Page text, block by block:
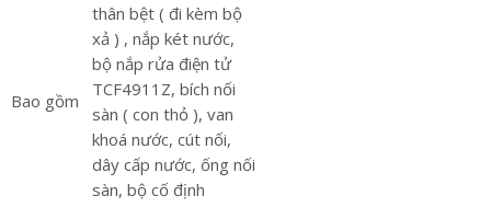
Bao gồm
thân bệt ( đi kèm bộ
xả ) , nắp két nước,
bộ nắp rửa điện tử
TCF4911Z, bích nối
sàn ( con thỏ ), van
khoá nước, cút nối,
dây cấp nước, ống nối
sàn, bộ cố định